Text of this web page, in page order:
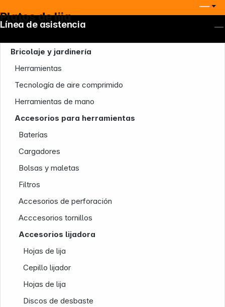
Platos de lija
Bricolaje y jardinería
Herramientas
Tecnología de aire comprimido
Herramientas de mano
Accesorios para herramientas
Baterías
Cargadores
Bolsas y maletas
Filtros
Accesorios de perforación
Acccesorios tornillos
Accesorios lijadora
Hojas de lija
Cepillo lijador
Hojas de lija
Discos de desbaste
Línea de asistencia
Nuestra empresa